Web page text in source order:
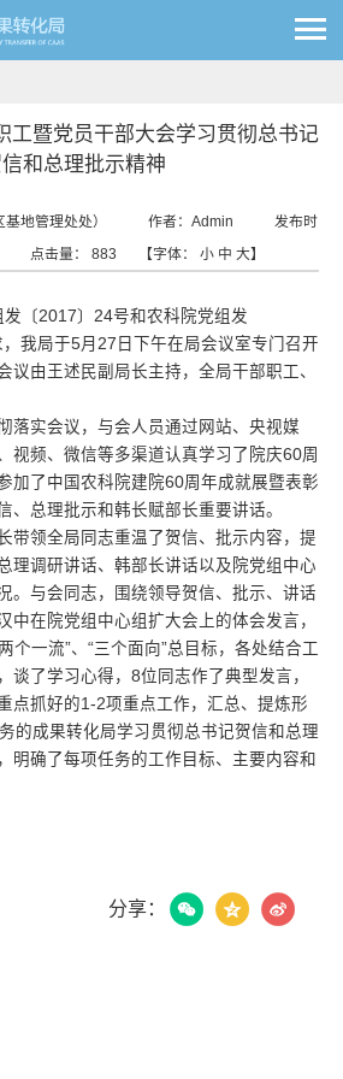
工暨党员干部大会学习贯彻总书记
和总理批示精神
地管理处处） 作者：Admin
发布时
点击量： 883 【字体： 小 中 大】
2017〕24号和农科院党组发
，我局于5月27日下午在局会议室专门召开
议由王述民副局长主持，全局干部职工、
实会议，与会人员通过网站、央视媒
视频、微信等多渠道认真学习了院庆60周
加了中国农科院建院60周年成就展暨表彰
、总理批示和韩长赋部长重要讲话。
领全局同志重温了贺信、批示内容，提
理调研讲话、韩部长讲话以及院党组中心
。与会同志，围绕领导贺信、批示、讲话
中在院党组中心组扩大会上的体会发言，
个一流”、“三个面向”总目标，各处结合工
谈了学习心得，8位同志作了典型发言，
点抓好的1-2项重点工作，汇总、提炼形
的成果转化局学习贯彻总书记贺信和总理
明确了每项任务的工作目标、主要内容和
分享：